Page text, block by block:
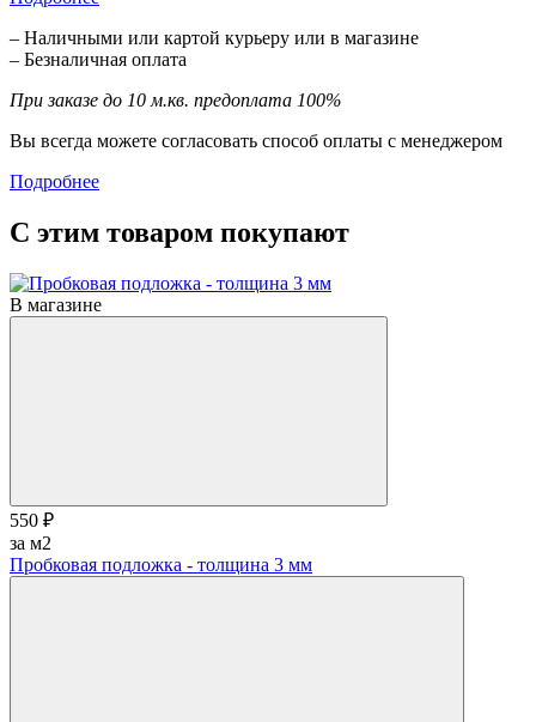
– Наличными или картой курьеру или в магазине
– Безналичная оплата
При заказе до 10 м.кв. предоплата 100%
Вы всегда можете согласовать способ оплаты с менеджером
Подробнее
С этим товаром покупают
В магазине
550 ₽
за м2
Пробковая подложка - толщина 3 мм